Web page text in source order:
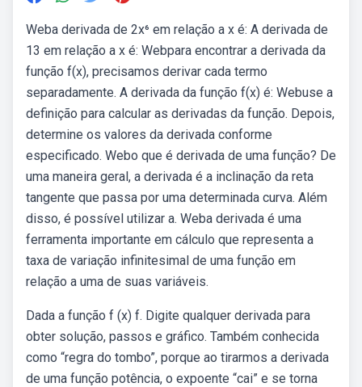
Weba derivada de 2x⁶ em relação a x é: A derivada de
13 em relação a x é: Webpara encontrar a derivada da
função f(x), precisamos derivar cada termo
separadamente. A derivada da função f(x) é: Webuse a
definição para calcular as derivadas da função. Depois,
determine os valores da derivada conforme
especificado. Webo que é derivada de uma função? De
uma maneira geral, a derivada é a inclinação da reta
tangente que passa por uma determinada curva. Além
disso, é possível utilizar a. Weba derivada é uma
ferramenta importante em cálculo que representa a
taxa de variação infinitesimal de uma função em
relação a uma de suas variáveis.
Dada a função f (x) f. Digite qualquer derivada para
obter solução, passos e gráfico. Também conhecida
como “regra do tombo”, porque ao tirarmos a derivada
de uma função potência, o expoente “cai” e se torna